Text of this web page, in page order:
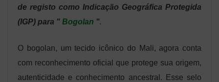
de registo como Indicação Geográfica Protegida
(IGP) para " Bogolan ".
O bogolan, um tecido icônico do Mali, agora conta
com reconhecimento oficial que protege sua origem,
autenticidade e conhecimento ancestral. Esse selo